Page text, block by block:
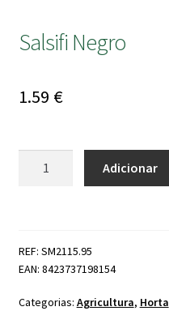
Salsifi Negro
1.59 €
Adicionar
REF: SM2115.95
EAN: 8423737198154
Categorias: Agricultura, Horta